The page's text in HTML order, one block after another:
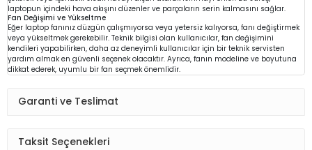
laptopun içindeki hava akışını düzenler ve parçaların serin kalmasını sağlar.
Fan Değişimi ve Yükseltme
Eğer laptop fanınız düzgün çalışmıyorsa veya yetersiz kalıyorsa, fanı değiştirmek
veya yükseltmek gerekebilir. Teknik bilgisi olan kullanıcılar, fan değişimini
kendileri yapabilirken, daha az deneyimli kullanıcılar için bir teknik servisten
yardım almak en güvenli seçenek olacaktır. Ayrıca, fanın modeline ve boyutuna
dikkat ederek, uyumlu bir fan seçmek önemlidir.
Garanti ve Teslimat
Taksit Seçenekleri